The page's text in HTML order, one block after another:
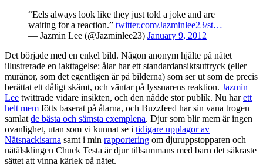
“Eels always look like they just told a joke and are
waiting for a reaction.” twitter.com/Jazminlee23/st…
— Jazmin Lee (@Jazminlee23) January 9, 2012
Det började med en enkel bild. Någon anonym hjälte på nätet
illustrerade en iakttagelse: ålar har ett standardansiktsuttryck (eller
muränor, som det egentligen är på bilderna) som ser ut som de precis
berättat ett dåligt skämt, och väntar på lyssnarens reaktion. Jazmin
Lee twittrade vidare insikten, och den nådde stor publik. Nu harett
helt mem fötts baserat på ålarna, och Buzzfeed har sin vana trogen
samlat de bästa och sämsta exemplena. Djur som blir mem är ingen
ovanlighet, utan som vi kunnat se i tidigare upplagor av
Nätsnackisarna samt i min rapportering om djuruppstopparen och
nätälsklingen Chuck Testa är djur tillsammans med barn det säkraste
sättet att vinna kärlek på nätet.